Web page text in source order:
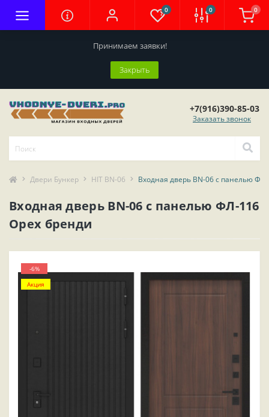
Принимаем заявки!
Закрыть
0 0 0
+7(916)390-85-03
Заказать звонок
Двери Бункер HIT BN-06 Входная дверь BN-06 с панелью
Входная дверь BN-06 с панелью ФЛ-116
Орех бренди
-6%
Акция